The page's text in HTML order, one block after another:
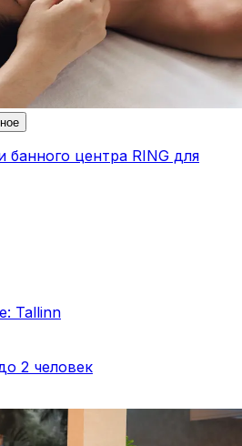
банного центра RING для
Tallinn
2 человек